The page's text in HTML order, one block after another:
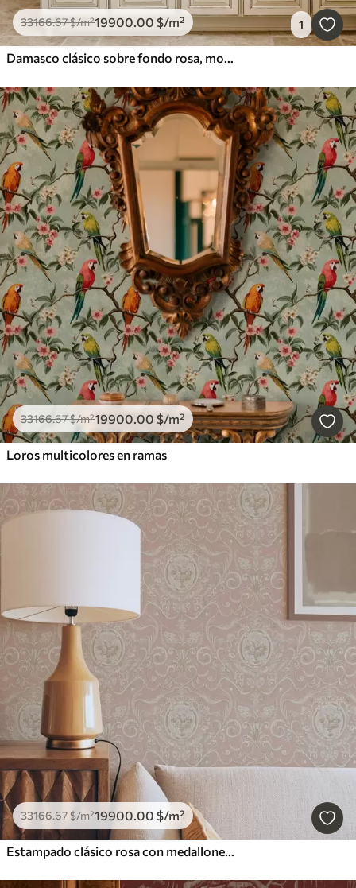
33166.67$/m²19900.00 $/m² 1
Damasco clásico sobre fondo rosa, motivo barroco
33166.67$/m²19900.00 $/m²
Loros multicolores en ramas
33166.67$/m²19900.00 $/m²
Estampado clásico rosa con medallones y flores